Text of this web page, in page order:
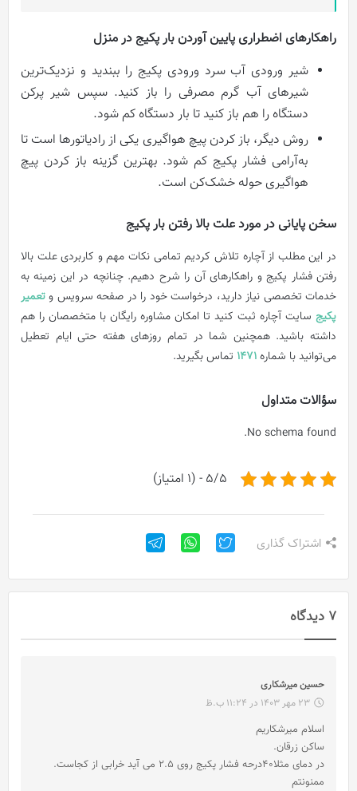
راهکارهای اضطراری پایین آوردن بار پکیج در منزل
شیر ورودی آب سرد ورودی پکیج را ببندید و نزدیک‌ترین
شیرهای آب گرم مصرفی را باز کنید. سپس شیر پرکن
دستگاه را هم باز کنید تا بار دستگاه کم شود.
روش دیگر، باز کردن پیچ هواگیری یکی از رادیاتورها است تا
به‌آرامی فشار پکیج کم شود. بهترین گزینه باز کردن پیچ
هواگیری حوله خشک‌کن است.
سخن پایانی در مورد علت بالا رفتن بار پکیج
در این مطلب از آچاره تلاش کردیم تمامی نکات مهم و کاربردی علت بالا
رفتن فشار پکیج و راهکارهای آن را شرح دهیم. چنانچه در این زمینه به
خدمات تخصصی نیاز دارید، درخواست خود را در صفحه سرویس وتعمیر
پکیج سایت آچاره ثبت کنید تا امکان مشاوره رایگان با متخصصان را هم
داشته باشید. همچنین شما در تمام روزهای هفته حتی ایام تعطیل
می‌توانید با شماره1471 تماس بگیرید.
سؤالات متداول
No schema found.
5/5 - (1 امتیاز)
اشتراک گذاری
7 دیدگاه
حسین میرشکاری
ف
23 مهر 1403 در 11:24 ب.ظ
اسلام میرشکاریم
ساکن زرقان.
در دمای مثلا40درحه فشار پکیج روی 2.5 می آید خرابی از کجاست.
ممنونتم